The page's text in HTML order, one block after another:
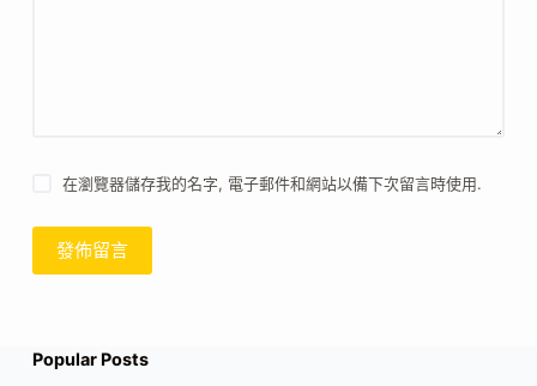
在瀏覽器儲存我的名字, 電子郵件和網站以備下次留言時使用.
發佈留言
Popular Posts